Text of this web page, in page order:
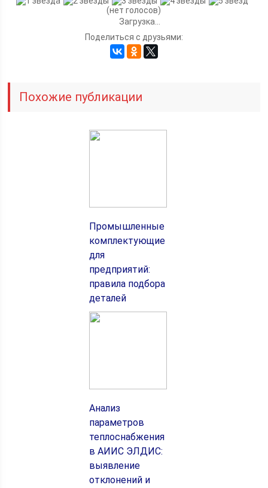
(нет голосов)
Загрузка...
Поделиться с друзьями:
Похожие публикации
Промышленные
комплектующие
для
предприятий:
правила подбора
деталей
Анализ
параметров
теплоснабжения
в АИИС ЭЛДИС:
выявление
отклонений и